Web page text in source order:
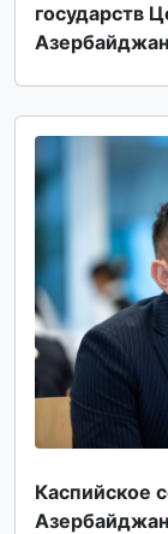
государств
Каспийское